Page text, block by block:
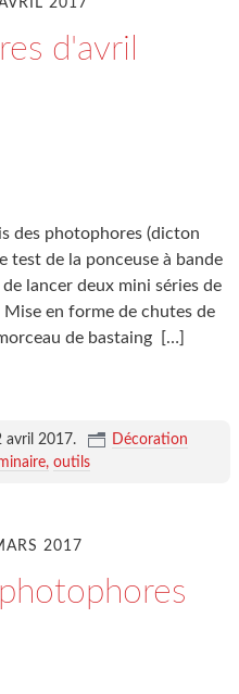
2017
d'avril
des photophores (dicton
test de la ponceuse à bande
lancer deux mini séries de
en forme de chutes de
de bastaing
[…]
avril 2017.
Décoration
outils
2017